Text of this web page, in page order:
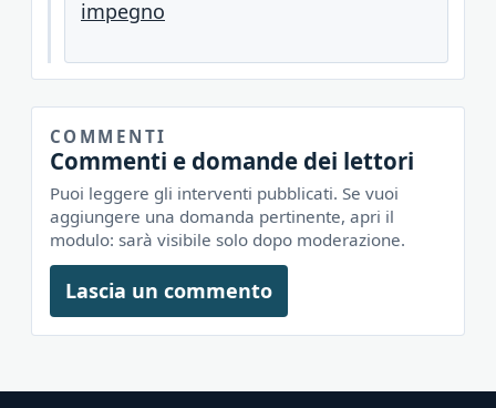
impegno
COMMENTI
Commenti e domande dei lettori
Puoi leggere gli interventi pubblicati. Se vuoi
aggiungere una domanda pertinente, apri il
modulo: sarà visibile solo dopo moderazione.
Lascia un commento